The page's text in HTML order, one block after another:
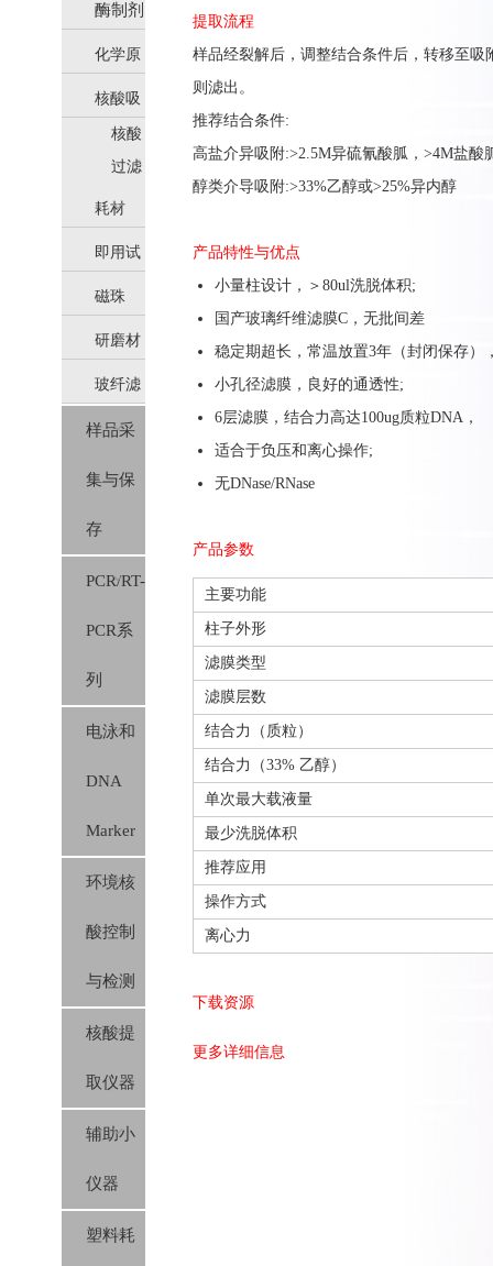
酶制剂
化学原
料
核酸吸
核酸
吸附
柱
过滤
器
耗材
即用试
剂
磁珠
研磨材
料
玻纤滤
膜（硅
胶膜）
样品采
集与保
存
PCR/RT-
PCR系
列
电泳和
DNA
Marker
环境核
酸控制
与检测
核酸提
取仪器
辅助小
仪器
塑料耗
提取流程
样品经裂解后，调整结合条件后，转移至
则滤出。
推荐结合条件:
高盐介异吸附:>2.5M异硫氰酸胍，>4M盐酸
醇类介导吸附:>33%乙醇或>25%异内醇
产品特性与优点
小量柱设计，＞80ul洗脱体积;
国产玻璃纤维滤膜C，无批间差
稳定期超长，常温放置3年（封闭保存）
小孔径滤膜，良好的通透性;
6层滤膜，结合力高达100ug质粒DNA，
适合于负压和离心操作;
无DNase/RNase
产品参数
主要功能
柱子外形
滤膜类型
滤膜层数
结合力（质粒）
结合力（33% 乙醇）
单次最大载液量
最少洗脱体积
推荐应用
操作方式
离心力
下载资源
更多详细信息